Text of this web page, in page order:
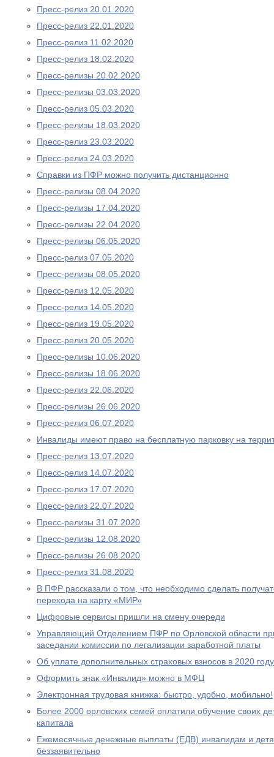
Пресс-релиз 20.01.2020
Пресс-релиз 22.01.2020
Пресс-релиз 11.02.2020
Пресс-релиз 18.02.2020
Пресс-релизы 20.02.2020
Пресс-релизы 03.03.2020
Пресс-релиз 05.03.2020
Пресс-релизы 18.03.2020
Пресс-релиз 23.03.2020
Пресс-релиз 24.03.2020
Справки из ПФР можно получить дистанционно
Пресс-релизы 08.04.2020
Пресс-релизы 17.04.2020
Пресс-релизы 22.04.2020
Пресс-релизы 06.05.2020
Пресс-релиз 07.05.2020
Пресс-релизы 08.05.2020
Пресс-релиз 12.05.2020
Пресс-релиз 14.05.2020
Пресс-релиз 19.05.2020
Пресс-релиз 20.05.2020
Пресс-релизы 10.06.2020
Пресс-релизы 18.06.2020
Пресс-релиз 22.06.2020
Пресс-релизы 26.06.2020
Пресс-релиз 06.07.2020
Инвалиды имеют право на бесплатную парковку на
Пресс-релиз 13.07.2020
Пресс-релиз 14.07.2020
Пресс-релиз 17.07.2020
Пресс-релиз 22.07.2020
Пресс-релизы 31.07.2020
Пресс-релизы 12.08.2020
Пресс-релизы 26.08.2020
Пресс-релиз 31.08.2020
В ПФР рассказали о том, что необходимо сделать
перехода на карту «МИР»
Цифровые сервисы пришли на смену очереди
Управляющий Отделением ПФР по Орловской области
заседании комиссии по легализации заработной платы
Об уплате дополнительных страховых взносов в 2020 году
Оформить знак «Инвалид» можно в МФЦ
Электронная трудовая книжка: быстро, удобно, мобильно!
Более 2000 орловских семей оплатили обучение своих
капитала
Ежемесячные денежные выплаты (ЕДВ) инвалидам и
беззаявительно